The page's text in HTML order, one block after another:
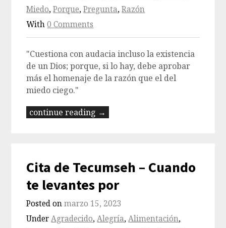
Miedo,Porque,Pregunta,Razón
With0 Comments
"Cuestiona con audacia incluso la existencia
de un Dios; porque, si lo hay, debe aprobar
más el homenaje de la razón que el del
miedo ciego."
continue reading →
Cita de Tecumseh – Cuando
te levantes por
Posted onmarzo 15, 2023
UnderAgradecido,Alegría,Alimentación,